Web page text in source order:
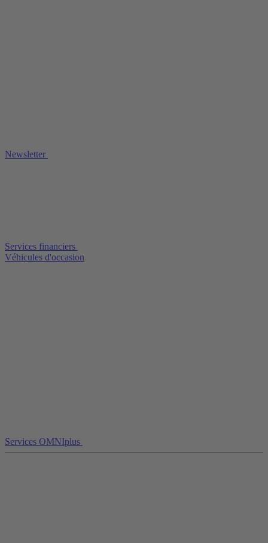
Newsletter
Services financiers
Véhicules d'occasion
Services OMNIplus